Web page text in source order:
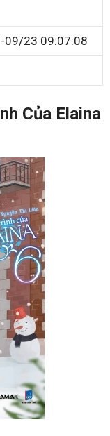
23 09:07:08
Của Elaina